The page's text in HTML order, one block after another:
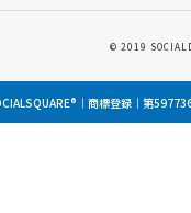
© 2019
｜商標登録｜第